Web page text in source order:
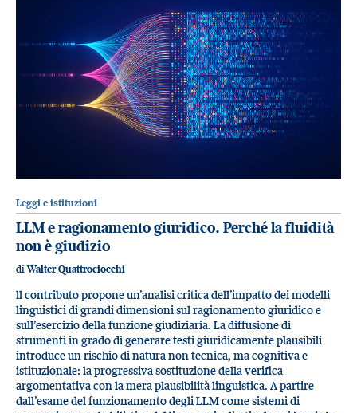
Leggi e istituzioni
LLM e ragionamento giuridico. Perché la fluidità
non è giudizio
diWalter Quattrociocchi
ll contributo propone un’analisi critica dell’impatto dei modelli
linguistici di grandi dimensioni sul ragionamento giuridico e
sull’esercizio della funzione giudiziaria. La diffusione di
strumenti in grado di generare testi giuridicamente plausibili
introduce un rischio di natura non tecnica, ma cognitiva e
istituzionale: la progressiva sostituzione della verifica
argomentativa con la mera plausibilità linguistica. A partire
dall’esame del funzionamento degli LLM come sistemi di